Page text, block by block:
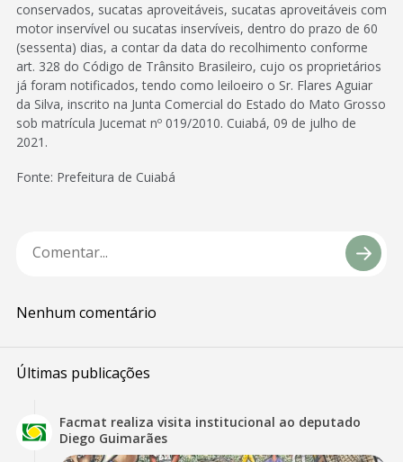
conservados, sucatas aproveitáveis, sucatas aproveitáveis com
motor inservível ou sucatas inservíveis, dentro do prazo de 60
(sessenta) dias, a contar da data do recolhimento conforme
art. 328 do Código de Trânsito Brasileiro, cujo os proprietários
já foram notificados, tendo como leiloeiro o Sr. Flares Aguiar
da Silva, inscrito na Junta Comercial do Estado do Mato Grosso
sob matrícula Jucemat nº 019/2010. Cuiabá, 09 de julho de
2021.
Fonte: Prefeitura de Cuiabá
Nenhum comentário
Últimas publicações
Facmat realiza visita institucional ao deputado
Diego Guimarães